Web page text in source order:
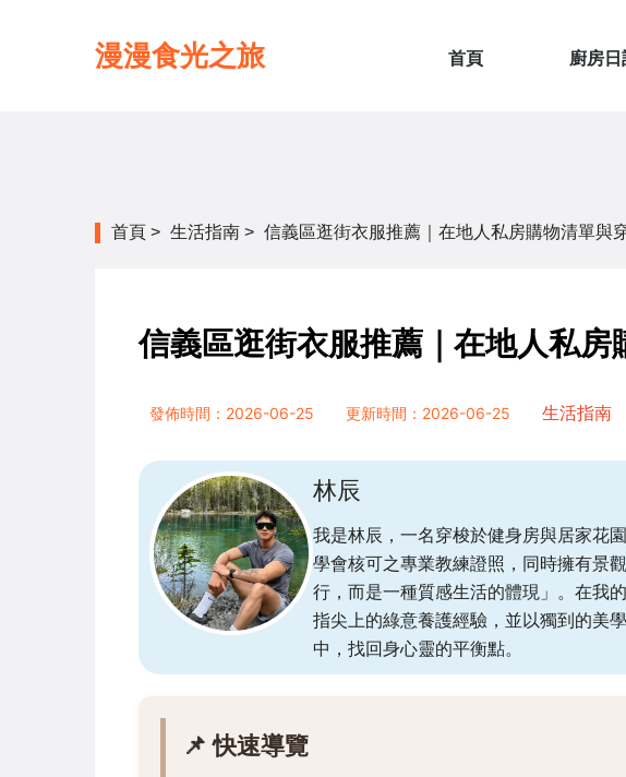
漫漫食光之旅 首頁 廚房日
首頁 > 生活指南 > 信義區逛街衣服推薦｜在地人私房購物清單與
信義區逛街衣服推薦｜在地人私
發佈時間：2026-06-25 更新時間：2026-06-25 生活指南
林辰
我是林辰，一名穿梭於健身房與居家花
學會核可之專業教練證照，同時擁有景
行，而是一種質感生活的體現」。在我
指尖上的綠意養護經驗，並以獨到的美
中，找回身心靈的平衡點。
📌 快速導覽